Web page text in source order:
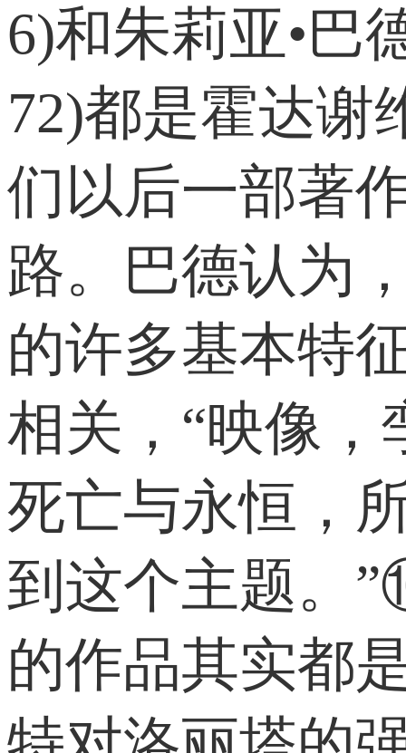
6)和朱莉亚•巴
72)都是霍达谢
们以后一部著
路。巴德认为
的许多基本特
相关，“映像
死亡与永恒，
到这个主题。
的作品其实都